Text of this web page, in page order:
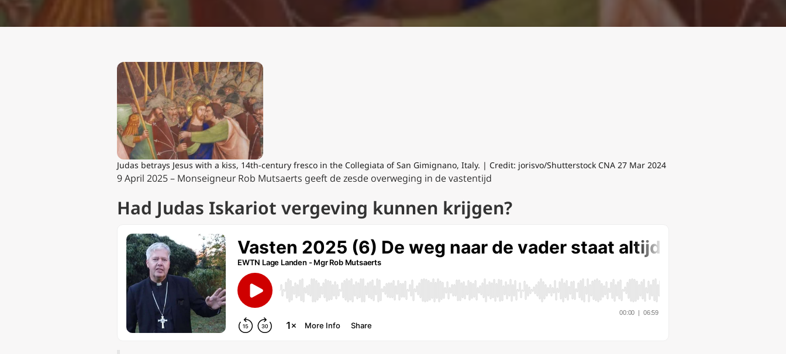
Judas betrays Jesus with a kiss, 14th-century fresco in the Collegiata of San Gimignano, Italy. | Credit: jorisvo/Shutterstock CNA 27 Mar 2024
9 April 2025 – Monseigneur Rob Mutsaerts geeft de zesde overweging in de vastentijd
Had Judas Iskariot vergeving kunnen krijgen?